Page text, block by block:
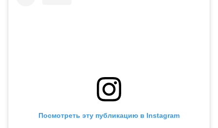
Посмотреть эту публикацию в Instagram